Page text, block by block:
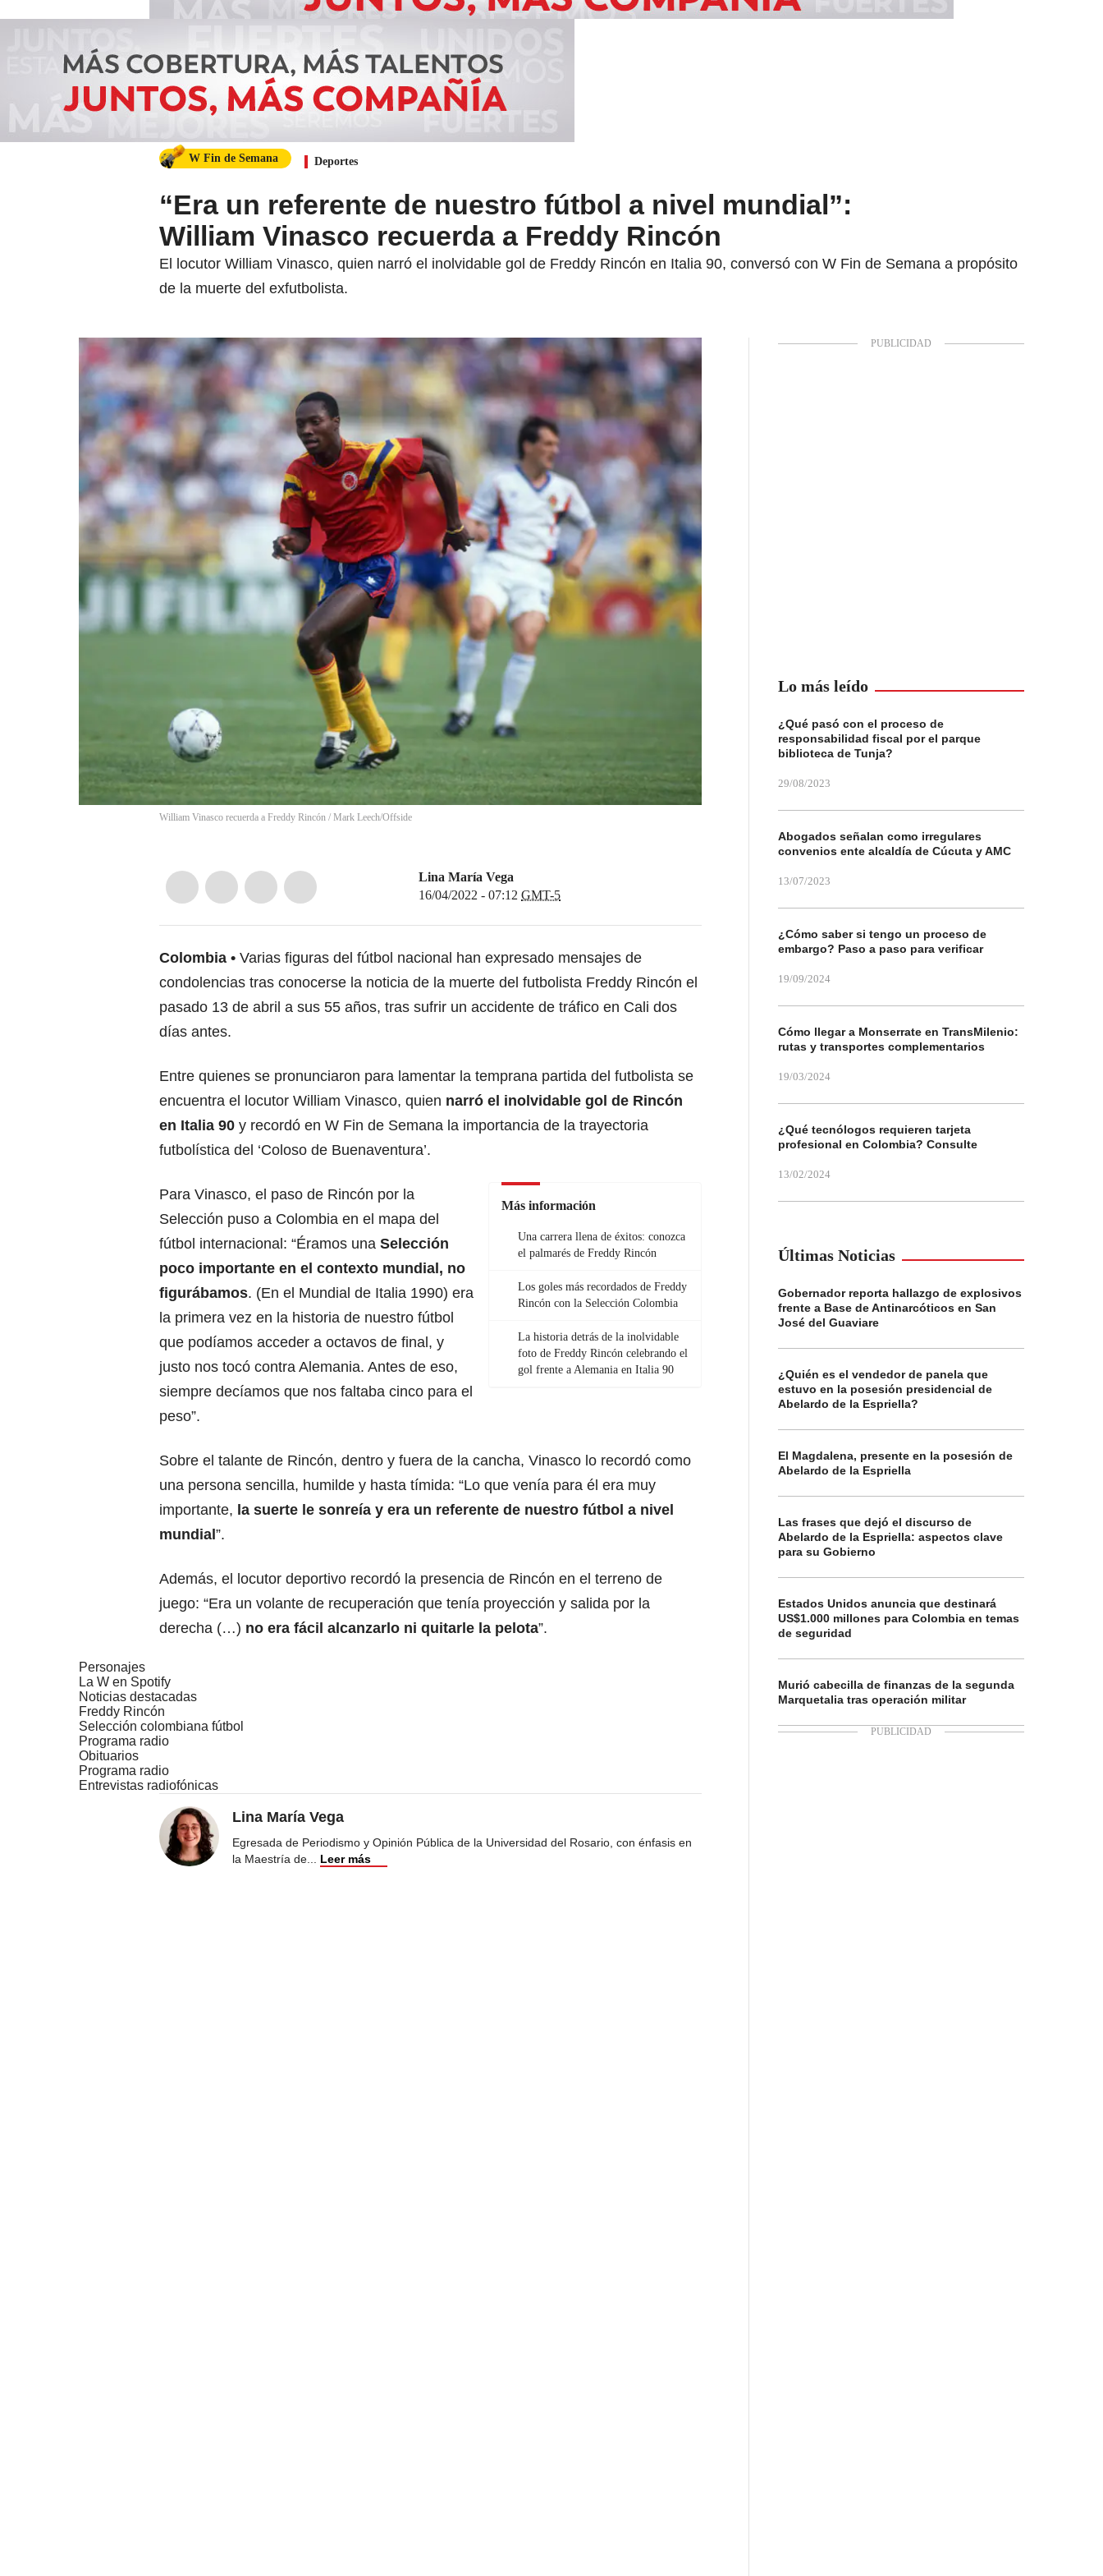
W Fin de Semana Deportes
“Era un referente de nuestro fútbol a nivel mundial”:
William Vinasco recuerda a Freddy Rincón
El locutor William Vinasco, quien narró el inolvidable gol de Freddy Rincón en Italia 90, conversó con W Fin de Semana a propósito
de la muerte del exfutbolista.
William Vinasco recuerda a Freddy Rincón / Mark Leech/Offside
Lina María Vega
16/04/2022 - 07:12 GMT-5
Colombia
Varias figuras del fútbol nacional han expresado mensajes de
condolencias tras conocerse la noticia de la muerte del futbolista Freddy Rincón el
pasado 13 de abril a sus 55 años, tras sufrir un accidente de tráfico en Cali dos
días antes.
Entre quienes se pronunciaron para lamentar la temprana partida del futbolista se
encuentra el locutor William Vinasco, quien narró el inolvidable gol de Rincón
en Italia 90 y recordó en W Fin de Semana la importancia de la trayectoria
futbolística del ‘Coloso de Buenaventura’.
Más información
Una carrera llena de éxitos: conozca
el palmarés de Freddy Rincón
Los goles más recordados de Freddy
Rincón con la Selección Colombia
La historia detrás de la inolvidable
foto de Freddy Rincón celebrando el
gol frente a Alemania en Italia 90
Para Vinasco, el paso de Rincón por la
Selección puso a Colombia en el mapa del
fútbol internacional: “Éramos una Selección
poco importante en el contexto mundial, no
figurábamos. (En el Mundial de Italia 1990) era
la primera vez en la historia de nuestro fútbol
que podíamos acceder a octavos de final, y
justo nos tocó contra Alemania. Antes de eso,
siempre decíamos que nos faltaba cinco para el
peso”.
Sobre el talante de Rincón, dentro y fuera de la cancha, Vinasco lo recordó como
una persona sencilla, humilde y hasta tímida: “Lo que venía para él era muy
importante, la suerte le sonreía y era un referente de nuestro fútbol a nivel
mundial ”.
Además, el locutor deportivo recordó la presencia de Rincón en el terreno de
juego: “Era un volante de recuperación que tenía proyección y salida por la
derecha (…) no era fácil alcanzarlo ni quitarle la pelota”.
Personajes
La W en Spotify
Noticias destacadas
Freddy Rincón
Selección colombiana fútbol
Programa radio
Obituarios
Programa radio
Entrevistas radiofónicas
Lina María Vega
Egresada de Periodismo y Opinión Pública de la Universidad del Rosario, con énfasis en
la Maestría de... Leer más
Lo más leído
¿Qué pasó con el proceso de
responsabilidad fiscal por el parque
biblioteca de Tunja?
29/08/2023
Abogados señalan como irregulares
convenios ente alcaldía de Cúcuta y AMC
13/07/2023
¿Cómo saber si tengo un proceso de
embargo? Paso a paso para verificar
19/09/2024
Cómo llegar a Monserrate en TransMilenio:
rutas y transportes complementarios
19/03/2024
¿Qué tecnólogos requieren tarjeta
profesional en Colombia? Consulte
13/02/2024
Últimas Noticias
Gobernador reporta hallazgo de explosivos
frente a Base de Antinarcóticos en San
José del Guaviare
¿Quién es el vendedor de panela que
estuvo en la posesión presidencial de
Abelardo de la Espriella?
El Magdalena, presente en la posesión de
Abelardo de la Espriella
Las frases que dejó el discurso de
Abelardo de la Espriella: aspectos clave
para su Gobierno
Estados Unidos anuncia que destinará
US$1.000 millones para Colombia en temas
de seguridad
Murió cabecilla de finanzas de la segunda
Marquetalia tras operación militar